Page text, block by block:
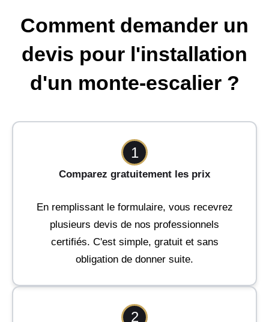
Comment demander un
devis pour l'installation
d'un monte-escalier ?
1
Comparez gratuitement les prix
En remplissant le formulaire, vous recevrez
plusieurs devis de nos professionnels
certifiés. C'est simple, gratuit et sans
obligation de donner suite.
2